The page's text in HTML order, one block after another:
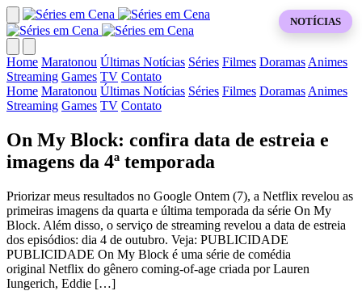
Home Maratonou Últimas Notícias Séries Filmes Doramas Animes
Streaming Games TV Contato
Home Maratonou Últimas Notícias Séries Filmes Doramas Animes
Streaming Games TV Contato
On My Block: confira data de estreia e
imagens da 4ª temporada
Priorizar meus resultados no Google Ontem (7), a Netflix revelou as
primeiras imagens da quarta e última temporada da série On My
Block. Além disso, o serviço de streaming revelou a data de estreia
dos episódios: dia 4 de outubro. Veja: PUBLICIDADE
PUBLICIDADE On My Block é uma série de comédia
original Netflix do gênero coming-of-age criada por Lauren
Iungerich, Eddie […]
NOTÍCIAS